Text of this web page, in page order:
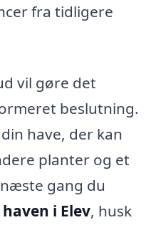
fra tidligere
vil gøre det
beslutning.
have, der kan
planter og et
gang du
i Elev, husk